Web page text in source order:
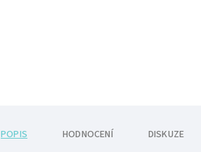
POPIS HODNOCENÍ DISKUZE